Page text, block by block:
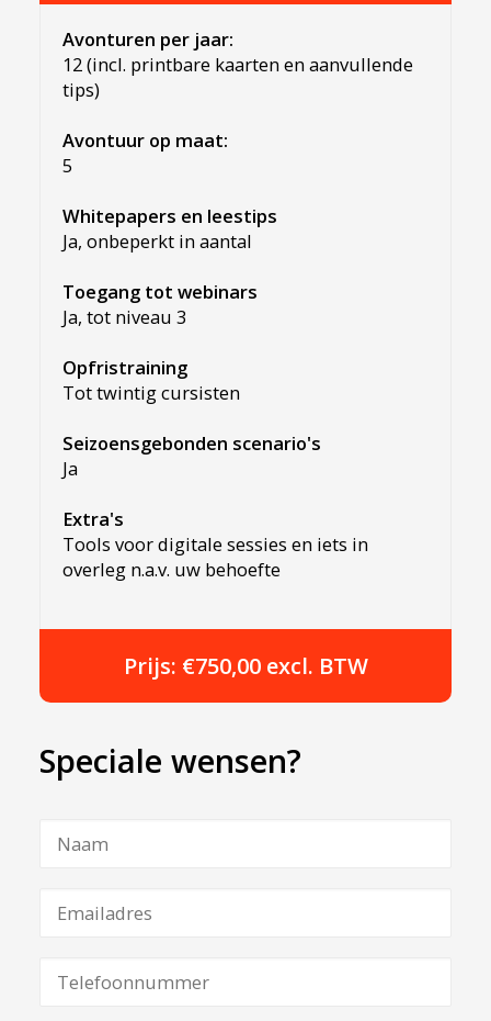
Avonturen per jaar:
12 (incl. printbare kaarten en aanvullende
tips)
Avontuur op maat:
5
Whitepapers en leestips
Ja, onbeperkt in aantal
Toegang tot webinars
Ja, tot niveau 3
Opfristraining
Tot twintig cursisten
Seizoensgebonden scenario's
Ja
Extra's
Tools voor digitale sessies en iets in
overleg n.a.v. uw behoefte
Prijs: €750,00 excl. BTW
Speciale wensen?